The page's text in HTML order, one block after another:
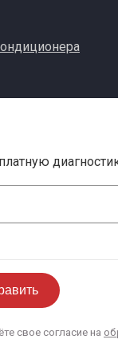
свое согласие на